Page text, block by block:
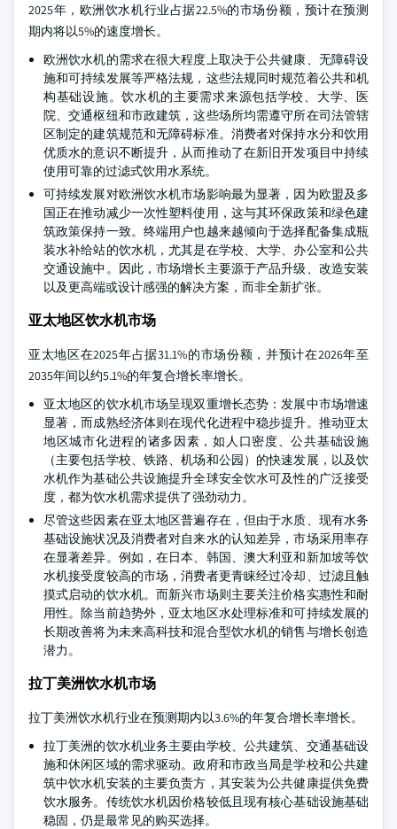
2025年，欧洲饮水机行业占据22.5%的市场份额，预计在预测
期内将以5%的速度增长。
欧洲饮水机的需求在很大程度上取决于公共健康、无障碍设
施和可持续发展等严格法规，这些法规同时规范着公共和机
构基础设施。饮水机的主要需求来源包括学校、大学、医
院、交通枢纽和市政建筑，这些场所均需遵守所在司法管辖
区制定的建筑规范和无障碍标准。消费者对保持水分和饮用
优质水的意识不断提升，从而推动了在新旧开发项目中持续
使用可靠的过滤式饮用水系统。
可持续发展对欧洲饮水机市场影响最为显著，因为欧盟及多
国正在推动减少一次性塑料使用，这与其环保政策和绿色建
筑政策保持一致。终端用户也越来越倾向于选择配备集成瓶
装水补给站的饮水机，尤其是在学校、大学、办公室和公共
交通设施中。因此，市场增长主要源于产品升级、改造安装
以及更高端或设计感强的解决方案，而非全新扩张。
亚太地区饮水机市场
亚太地区在2025年占据31.1%的市场份额，并预计在2026年至
2035年间以约5.1%的年复合增长率增长。
亚太地区的饮水机市场呈现双重增长态势：发展中市场增速
显著，而成熟经济体则在现代化进程中稳步提升。推动亚太
地区城市化进程的诸多因素，如人口密度、公共基础设施
（主要包括学校、铁路、机场和公园）的快速发展，以及饮
水机作为基础公共设施提升全球安全饮水可及性的广泛接受
度，都为饮水机需求提供了强劲动力。
尽管这些因素在亚太地区普遍存在，但由于水质、现有水务
基础设施状况及消费者对自来水的认知差异，市场采用率存
在显著差异。例如，在日本、韩国、澳大利亚和新加坡等饮
水机接受度较高的市场，消费者更青睐经过冷却、过滤且触
摸式启动的饮水机。而新兴市场则主要关注价格实惠性和耐
用性。除当前趋势外，亚太地区水处理标准和可持续发展的
长期改善将为未来高科技和混合型饮水机的销售与增长创造
潜力。
拉丁美洲饮水机市场
拉丁美洲饮水机行业在预测期内以3.6%的年复合增长率增长。
拉丁美洲的饮水机业务主要由学校、公共建筑、交通基础设
施和休闲区域的需求驱动。政府和市政当局是学校和公共建
筑中饮水机安装的主要负责方，其安装为公共健康提供免费
饮水服务。传统饮水机因价格较低且现有核心基础设施基础
稳固，仍是最常见的购买选择。